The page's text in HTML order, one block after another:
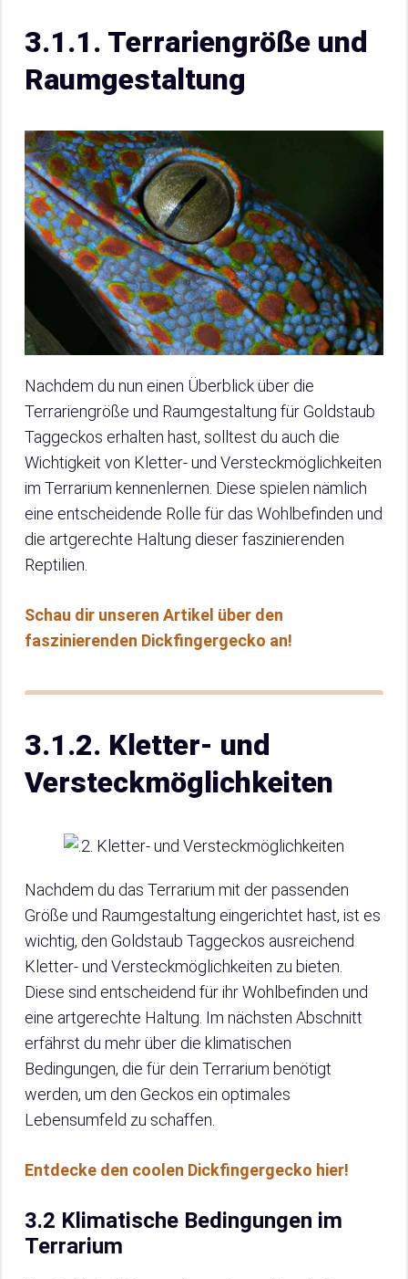
3.1.1. Terrariengröße und
Raumgestaltung
Nachdem du nun einen Überblick über die
Terrariengröße und Raumgestaltung für Goldstaub
Taggeckos erhalten hast, solltest du auch die
Wichtigkeit von Kletter- und Versteckmöglichkeiten
im Terrarium kennenlernen. Diese spielen nämlich
eine entscheidende Rolle für das Wohlbefinden und
die artgerechte Haltung dieser faszinierenden
Reptilien.
Schau dir unseren Artikel über den
faszinierenden Dickfingergecko an!
3.1.2. Kletter- und
Versteckmöglichkeiten
Nachdem du das Terrarium mit der passenden
Größe und Raumgestaltung eingerichtet hast, ist es
wichtig, den Goldstaub Taggeckos ausreichend
Kletter- und Versteckmöglichkeiten zu bieten.
Diese sind entscheidend für ihr Wohlbefinden und
eine artgerechte Haltung. Im nächsten Abschnitt
erfährst du mehr über die klimatischen
Bedingungen, die für dein Terrarium benötigt
werden, um den Geckos ein optimales
Lebensumfeld zu schaffen.
Entdecke den coolen Dickfingergecko hier!
3.2 Klimatische Bedingungen im
Terrarium